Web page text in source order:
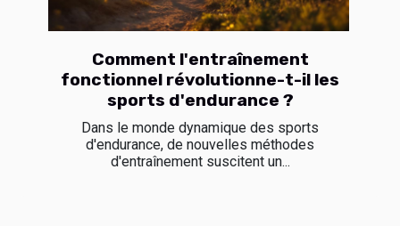
Comment l'entraînement
fonctionnel révolutionne-t-il les
sports d'endurance ?
Dans le monde dynamique des sports
d'endurance, de nouvelles méthodes
d'entraînement suscitent un...